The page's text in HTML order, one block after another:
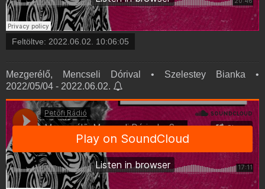
Feltöltve: 2022.06.02. 10:06:05
Mezgerélő, Mencseli Dórival • Szelestey Bianka •
2022/05/04 - 2022.06.02.